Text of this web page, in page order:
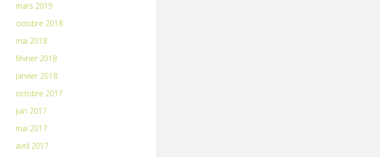
mars 2019
octobre 2018
mai 2018
février 2018
janvier 2018
octobre 2017
juin 2017
mai 2017
avril 2017